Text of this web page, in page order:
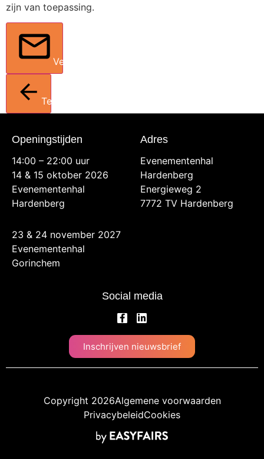
zijn van toepassing.
Verstuur
Terug
Openingstijden
14:00 – 22:00 uur
14 & 15 oktober 2026
Evenementenhal
Hardenberg
23 & 24 november 2027
Evenementenhal
Gorinchem
Adres
Evenementenhal
Hardenberg
Energieweg 2
7772 TV Hardenberg
Social media
Inschrijven nieuwsbrief
Copyright 2026Algemene voorwaarden
PrivacybeleidCookies